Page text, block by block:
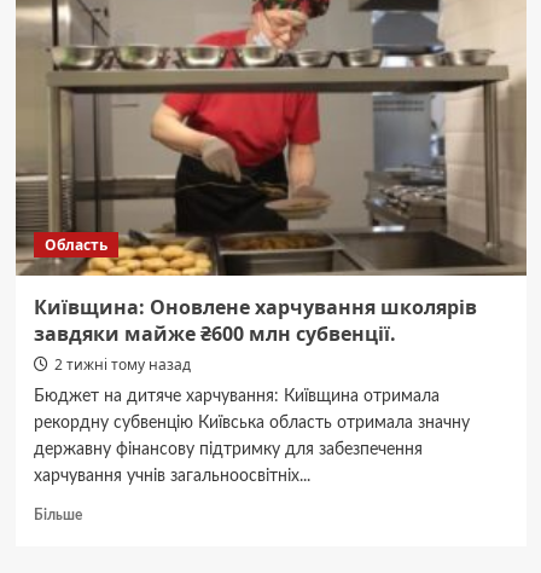
м³:
Київ
обговорює
новий
тариф
Область
Київщина: Оновлене харчування школярів
завдяки майже ₴600 млн субвенції.
2 тижні тому назад
Бюджет на дитяче харчування: Київщина отримала
рекордну субвенцію Київська область отримала значну
державну фінансову підтримку для забезпечення
харчування учнів загальноосвітніх...
БільшеДокладніше